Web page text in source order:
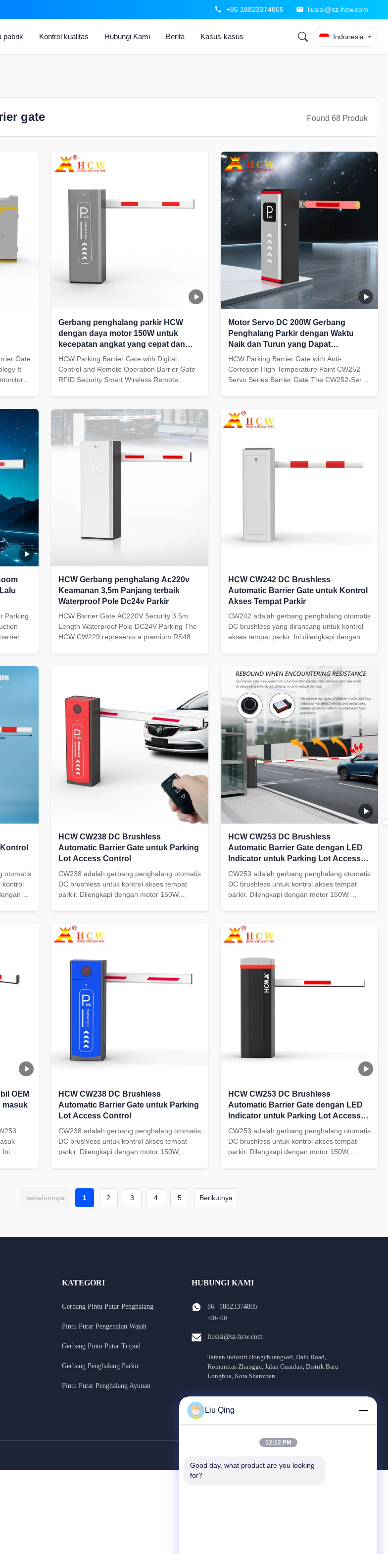
+86 18823374805 liusisi@sz-hcw.com
pabrik Kontrol kualitas Hubungi Kami Berita Kasus-kasus Indonesia
gate Found 68 Produk
Gate
It
be
Gerbang penghalang parkir HCW
dengan daya motor 150W untuk
kecepatan angkat yang cepat dan
gerakan penghalang yang stabil
HCW Parking Barrier Gate with Digital
Control and Remote Operation Barrier Gate
RFID Security Smart Wireless Remote
electric barrier gate, designed for fast lifting
speed and stable operation. This advanced
Motor Servo DC 200W Gerbang
Penghalang Parkir dengan Waktu
Naik dan Turun yang Dapat
Disesuaikan 1.3~6s dan Kebisingan
Kerja di Bawah 50db
HCW Parking Barrier Gate with Anti-
Corrosion High Temperature Paint CW252-
Servo Series Barrier Gate The CW252-Servo
seventh-generation design integrates the
best features of similar products with
Parking
of
...
HCW Gerbang penghalang Ac220v
Keamanan 3,5m Panjang terbaik
Waterproof Pole Dc24v Parkir
HCW Barrier Gate AC220V Security 3.5m
Length Waterproof Pole DC24V Parking The
HCW CW229 represents a premium RS485
HCW CW242 DC Brushless
Automatic Barrier Gate untuk Kontrol
Akses Tempat Parkir
CW242 adalah gerbang penghalang otomatis
DC brushless yang dirancang untuk kontrol
akses tempat parkir. Ini dilengkapi dengan
pantulan anti-benturan, dan kabinet
340*280*1000mm.
otomatis
kontrol
HCW CW238 DC Brushless
Automatic Barrier Gate untuk Parking
Lot Access Control
CW238 adalah gerbang penghalang otomatis
DC brushless untuk kontrol akses tempat
parkir. Dilengkapi dengan motor 150W,
benturan, dan kabinet 340*250*1005mm
yang tahan lama.
HCW CW253 DC Brushless
Automatic Barrier Gate dengan LED
Indicator untuk Parking Lot Access
Control
CW253 adalah gerbang penghalang otomatis
DC brushless untuk kontrol akses tempat
parkir. Dilengkapi dengan motor 150W,
merah dan hijau, pantulan anti-benturan, dan
kabinet 350*280*1100mm.
OEM
masuk
Ini
HCW CW238 DC Brushless
Automatic Barrier Gate untuk Parking
Lot Access Control
CW238 adalah gerbang penghalang otomatis
DC brushless untuk kontrol akses tempat
parkir. Dilengkapi dengan motor 150W,
HCW CW253 DC Brushless
Automatic Barrier Gate dengan LED
Indicator untuk Parking Lot Access
Control
CW253 adalah gerbang penghalang otomatis
DC brushless untuk kontrol akses tempat
parkir. Dilengkapi dengan motor 150W,
sebelumnya 1 2 3 4 5 Berikutnya
KATEGORI
Gerbang Pintu Putar Penghalang
Pintu Putar Pengenalan Wajah
Gerbang Pintu Putar Tripod
Gerbang Penghalang Parkir
Pintu Putar Penghalang Ayunan
HUBUNGI KAMI
86--18823374805
:00-:00
liusisi@sz-hcw.com
Taman Industri Hongchuangwei, Dafu Road,
Komunitas Zhangge, Jalan Guanlan, Distrik Baru
Longhua, Kota Shenzhen
Liu Qing
12:12 PM
Good day, what product are you looking
for?